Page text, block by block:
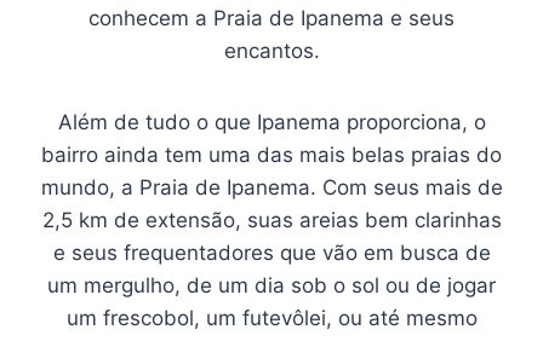
conhecem a Praia de Ipanema e seus
encantos.
Além de tudo o que Ipanema proporciona, o
bairro ainda tem uma das mais belas praias do
mundo, a Praia de Ipanema. Com seus mais de
2,5 km de extensão, suas areias bem clarinhas
e seus frequentadores que vão em busca de
um mergulho, de um dia sob o sol ou de jogar
um frescobol, um futevôlei, ou até mesmo